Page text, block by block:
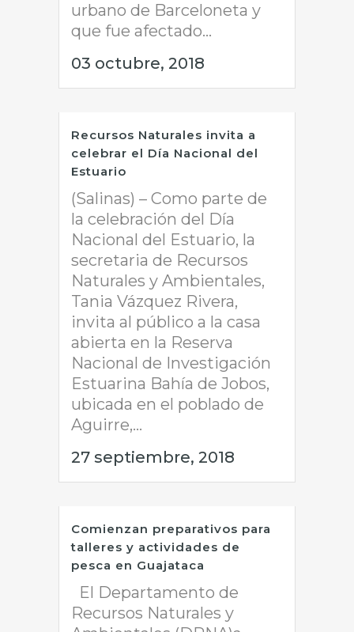
urbano de Barceloneta y
que fue afectado...
03 octubre, 2018
Recursos Naturales invita a
celebrar el Día Nacional del
Estuario
(Salinas) – Como parte de
la celebración del Día
Nacional del Estuario, la
secretaria de Recursos
Naturales y Ambientales,
Tania Vázquez Rivera,
invita al público a la casa
abierta en la Reserva
Nacional de Investigación
Estuarina Bahía de Jobos,
ubicada en el poblado de
Aguirre,...
27 septiembre, 2018
Comienzan preparativos para
talleres y actividades de
pesca en Guajataca
El Departamento de
Recursos Naturales y